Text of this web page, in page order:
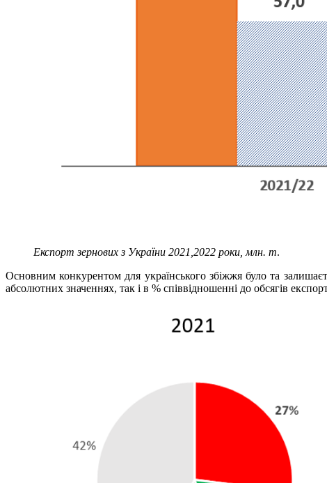
Експорт зернових з України 2021,2022 роки, млн. т.
Основним конкурентом для українського збіжжя було та
абсолютних значеннях, так і в % співвідношенні до обсягів